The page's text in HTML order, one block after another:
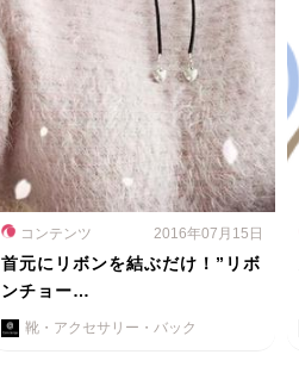
コンテンツ 2016年07月15日
首元にリボンを結ぶだけ！”リボ
ンチョー…
靴・アクセサリー・バック